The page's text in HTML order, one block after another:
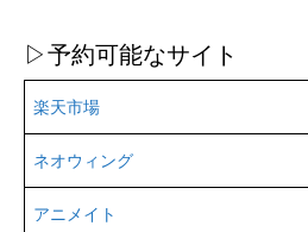
▷予約可能なサイト
楽天市場
ネオウィング
アニメイト